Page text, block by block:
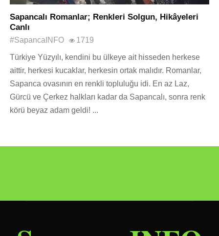
Sapancalı Romanlar; Renkleri Solgun, Hikâyeleri
Canlı
#SapancaINFO 1719
Türkiye Yüzyılı, kendini bu ülkeye ait hisseden herkese
aittir, herkesi kucaklar, herkesin ortak malıdır. Romanlar,
Sapanca ovasının en renkli topluluğu idi. En az Laz,
Gürcü ve Çerkez halkları kadar da Sapancalı, sonra renk
körü beyaz adam geldi! ...